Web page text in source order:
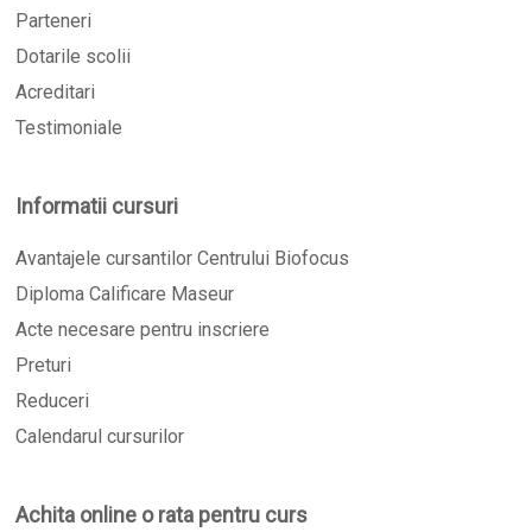
Parteneri
Dotarile scolii
Acreditari
Testimoniale
Informatii cursuri
Avantajele cursantilor Centrului Biofocus
Diploma Calificare Maseur
Acte necesare pentru inscriere
Preturi
Reduceri
Calendarul cursurilor
Achita online o rata pentru curs